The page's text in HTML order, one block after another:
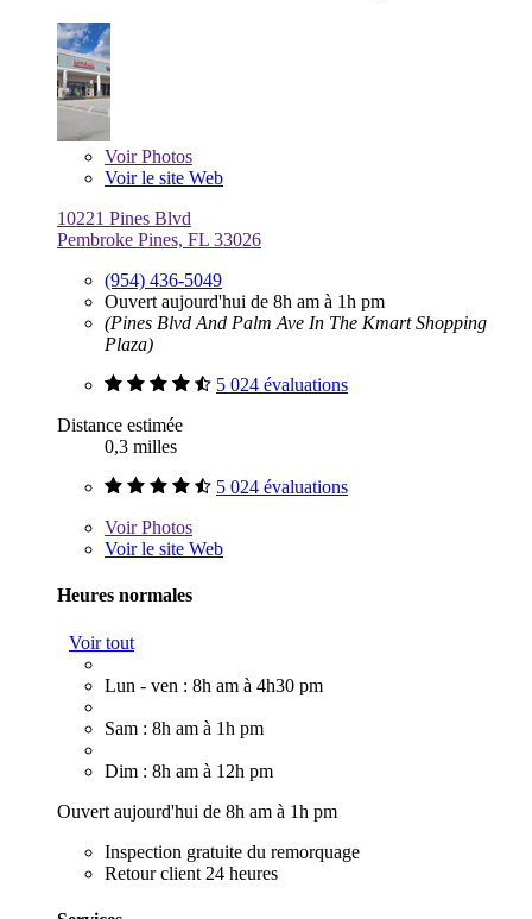
VoirPhotos
Voir le site Web
10221 Pines Blvd
Pembroke Pines, FL 33026
(954) 436-5049
Ouvert aujourd'hui de 8h am à 1h pm
(Pines Blvd And Palm Ave In The Kmart Shopping
Plaza)
5 024 évaluations
Distance estimée
0,3 milles
5 024 évaluations
VoirPhotos
Voir le site Web
Heures normales
Voir tout
Lun - ven : 8h am à 4h30 pm
Sam : 8h am à 1h pm
Dim : 8h am à 12h pm
Ouvert aujourd'hui de 8h am à 1h pm
Inspection gratuite du remorquage
Retour client 24 heures